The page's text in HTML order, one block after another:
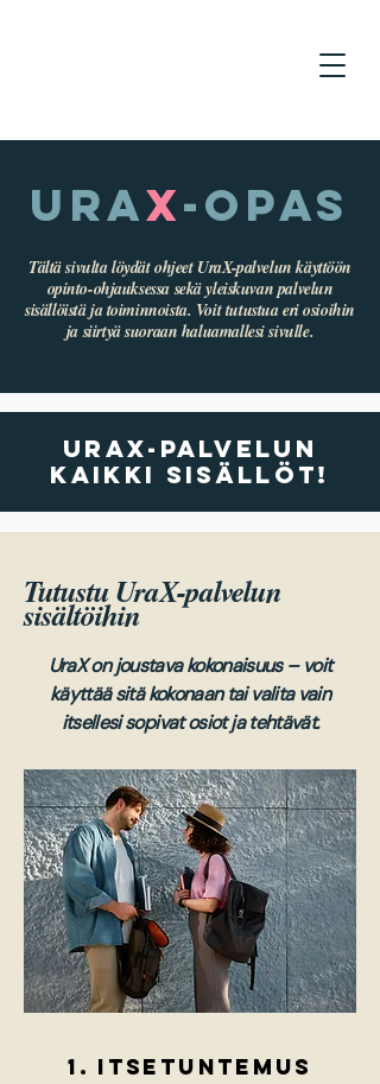
UraX-opas
Tältä sivulta löydät ohjeet UraX-palvelun käyttöön
opinto-ohjauksessa sekä yleiskuvan palvelun
sisällöistä ja toiminnoista. Voit tutustua eri osioihin
ja siirtyä suoraan haluamallesi sivulle.
UraX-palvelun
kaikki sisällöt!
Tutustu UraX-palvelun
sisältöihin
UraX on joustava kokonaisuus – voit
käyttää sitä kokonaan tai valita vain
itsellesi sopivat osiot ja tehtävät.
1. Itsetuntemus